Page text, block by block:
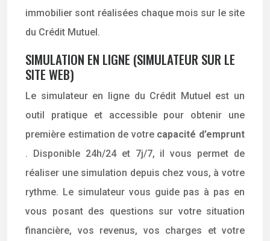
immobilier sont réalisées chaque mois sur le site
du Crédit Mutuel.
SIMULATION EN LIGNE (SIMULATEUR SUR LE
SITE WEB)
Le simulateur en ligne du Crédit Mutuel est un
outil pratique et accessible pour obtenir une
première estimation de votre capacité d’emprunt
. Disponible 24h/24 et 7j/7, il vous permet de
réaliser une simulation depuis chez vous, à votre
rythme. Le simulateur vous guide pas à pas en
vous posant des questions sur votre situation
financière, vos revenus, vos charges et votre